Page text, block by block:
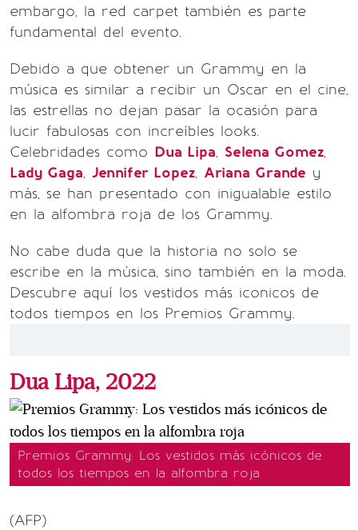
embargo, la red carpet también es parte
fundamental del evento.
Debido a que obtener un Grammy en la
música es similar a recibir un Oscar en el cine,
las estrellas no dejan pasar la ocasión para
lucir fabulosas con increíbles looks.
Celebridades como Dua Lipa, Selena Gomez,
Lady Gaga, Jennifer Lopez, Ariana Grande y
más, se han presentado con inigualable estilo
en la alfombra roja de los Grammy.
No cabe duda que la historia no solo se
escribe en la música, sino también en la moda.
Descubre aquí los vestidos más iconicos de
todos tiempos en los Premios Grammy.
Dua Lipa, 2022
Premios Grammy: Los vestidos más icónicos de
todos los tiempos en la alfombra roja
(AFP)